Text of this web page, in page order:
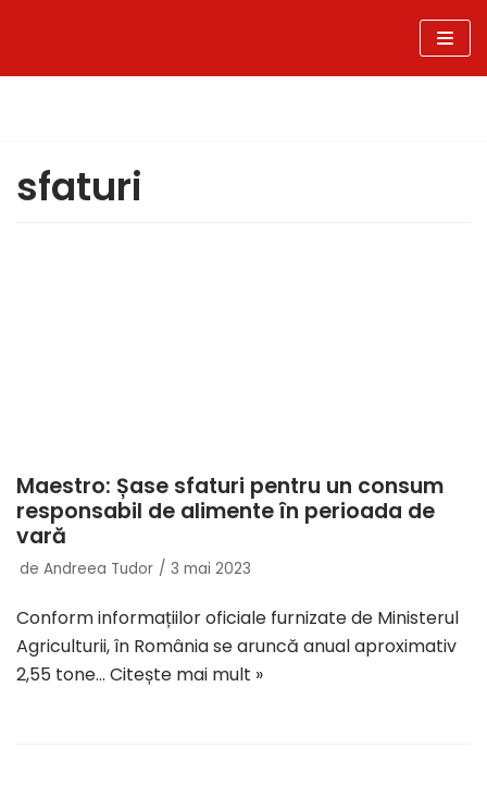
sfaturi
Maestro: Șase sfaturi pentru un consum
responsabil de alimente în perioada de
vară
de Andreea Tudor 3 mai 2023
Conform informațiilor oficiale furnizate de Ministerul
Agriculturii, în România se aruncă anual aproximativ
2,55 tone… Citește mai mult »